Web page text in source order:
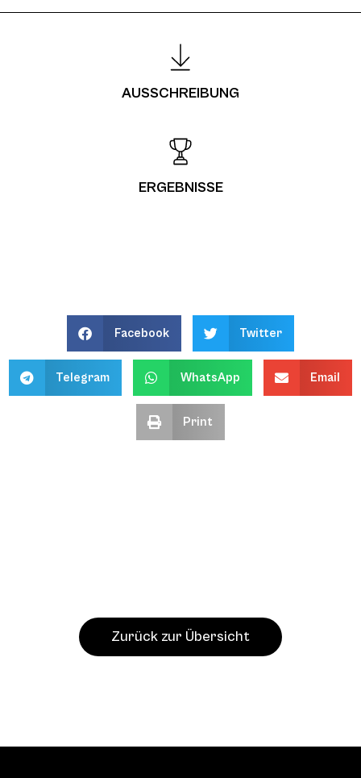
AUSSCHREIBUNG
ERGEBNISSE
Facebook Twitter
Telegram WhatsApp Email
Print
Zurück zur Übersicht